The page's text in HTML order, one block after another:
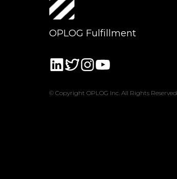
OPLOG Fulfillment
© Copyright OPLOG Inc. All Rights Reserved.